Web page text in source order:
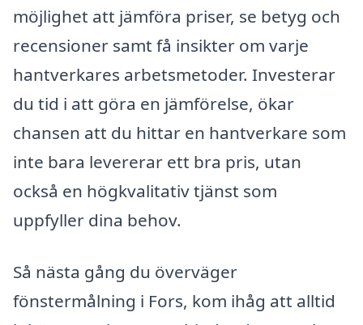
möjlighet att jämföra priser, se betyg och
recensioner samt få insikter om varje
hantverkares arbetsmetoder. Investerar
du tid i att göra en jämförelse, ökar
chansen att du hittar en hantverkare som
inte bara levererar ett bra pris, utan
också en högkvalitativ tjänst som
uppfyller dina behov.
Så nästa gång du överväger
fönstermålning i Fors, kom ihåg att alltid